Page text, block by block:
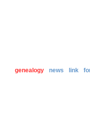
genealogy news link